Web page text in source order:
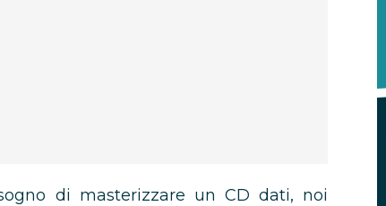
di masterizzare un CD dati, noi